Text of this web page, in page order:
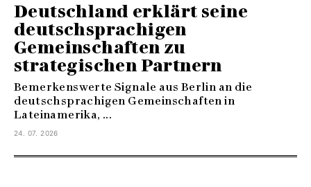
Deutschland erklärt seine
deutschsprachigen
Gemeinschaften zu
strategischen Partnern
Bemerkenswerte Signale aus Berlin an die
deutschsprachigen Gemeinschaften in
Lateinamerika, ...
24. 07. 2026